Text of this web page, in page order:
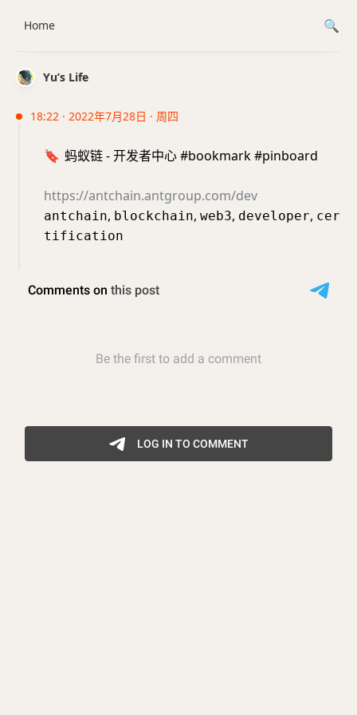
Yu’s Life
18:22 · 2022年7月28日 · 周四
🔖 蚂蚁链 - 开发者中心 #bookmark #pinboard
https://antchain.antgroup.com/dev
antchain, blockchain, web3, developer, cer
tification
Home